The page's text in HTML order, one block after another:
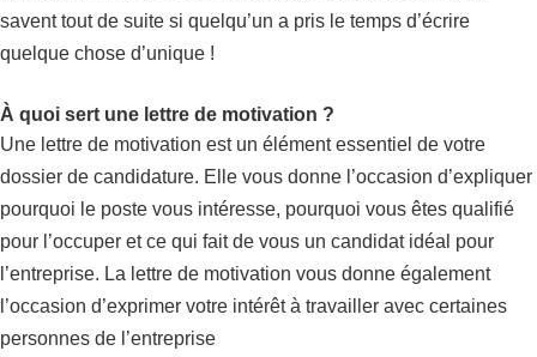
savent tout de suite si quelqu’un a pris le temps d’écrire
quelque chose d’unique !
À quoi sert une lettre de motivation ?
Une lettre de motivation est un élément essentiel de votre
dossier de candidature. Elle vous donne l’occasion d’expliquer
pourquoi le poste vous intéresse, pourquoi vous êtes qualifié
pour l’occuper et ce qui fait de vous un candidat idéal pour
l’entreprise. La lettre de motivation vous donne également
l’occasion d’exprimer votre intérêt à travailler avec certaines
personnes de l’entreprise